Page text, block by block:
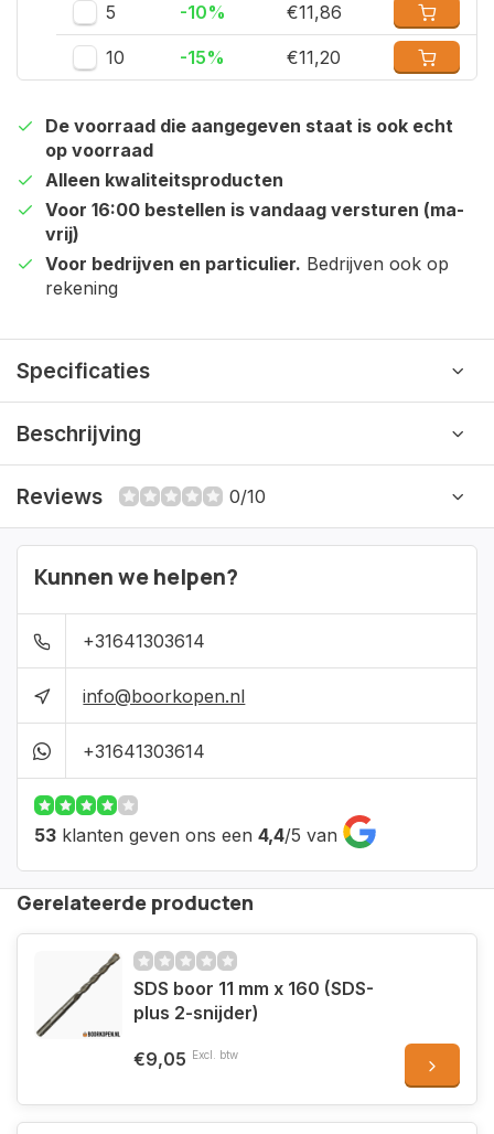
5
-10% €11,86
10 -15% €11,20
De voorraad die aangegeven staat is ook echt
op voorraad
Alleen kwaliteitsproducten
Voor 16:00 bestellen is vandaag versturen (ma-
vrij)
Voor bedrijven en particulier. Bedrijven ook op
rekening
Specificaties
Beschrijving
Reviews 0/10
Kunnen we helpen?
+31641303614
info@boorkopen.nl
+31641303614
53 klanten geven ons een 4,4/5 van
Gerelateerde producten
SDS boor 11 mm x 160 (SDS-
plus 2-snijder)
€9,05 Excl. btw